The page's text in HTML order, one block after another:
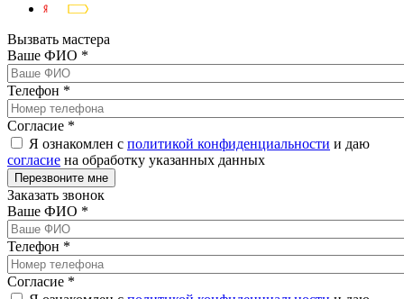
Вызвать мастера
Ваше ФИО *
Телефон *
Согласие *
Я ознакомлен с политикой конфиденциальности и даю
согласие на обработку указанных данных
Заказать звонок
Ваше ФИО *
Телефон *
Согласие *